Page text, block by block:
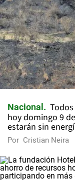
Nacional
hoy domingo 9
estarán sin
Por Cristian Neira